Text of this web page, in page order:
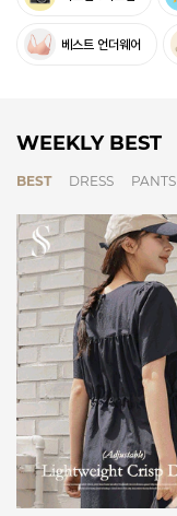
베스트 언더웨어
WEEKLY BEST
BEST DRESS PANTS